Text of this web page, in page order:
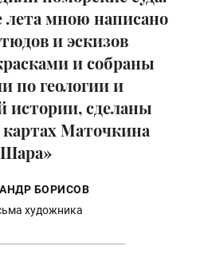
мною написано
и эскизов
и собраны
по геологии и
истории, сделаны
Маточкина
Шара»
БОРИСОВ
художника